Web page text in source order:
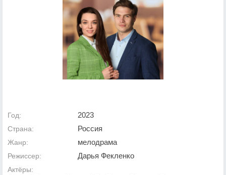
Год: 2023
Страна: Россия
Жанр: мелодрама
Режиссер: Дарья Фекленко
Актёры: